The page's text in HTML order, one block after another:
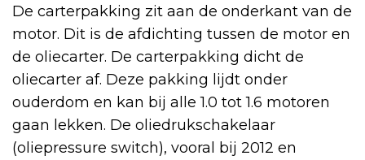
De carterpakking zit aan de onderkant van de
motor. Dit is de afdichting tussen de motor en
de oliecarter. De carterpakking dicht de
oliecarter af. Deze pakking lijdt onder
ouderdom en kan bij alle 1.0 tot 1.6 motoren
gaan lekken. De oliedrukschakelaar
(oliepressure switch), vooral bij 2012 en